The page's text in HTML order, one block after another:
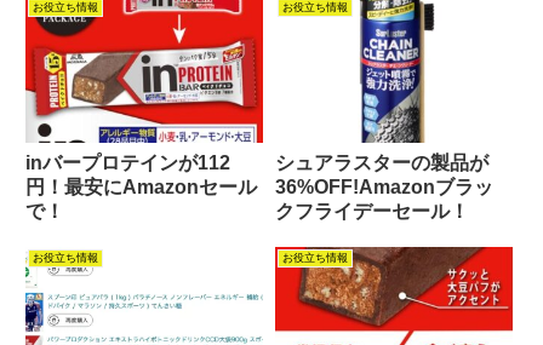
お役立ち情報
inバープロテインが112
円！最安にAmazonセール
で！
お役立ち情報
シュアラスターの製品が
36%OFF!Amazonブラッ
クフライデーセール！
お役立ち情報 お役立ち情報